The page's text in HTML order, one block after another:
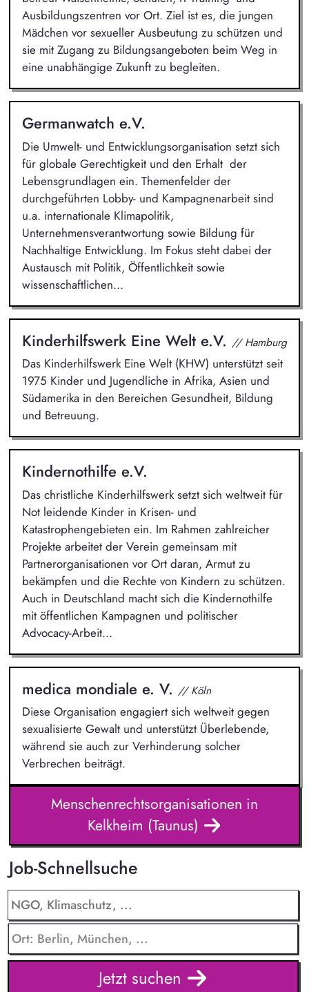
Ausbildungszentren vor Ort. Ziel ist es, die jungen
Mädchen vor sexueller Ausbeutung zu schützen und
sie mit Zugang zu Bildungsangeboten beim Weg in
eine unabhängige Zukunft zu begleiten.
Germanwatch e.V.
Die Umwelt- und Entwicklungsorganisation setzt sich
für globale Gerechtigkeit und den Erhalt der
Lebensgrundlagen ein. Themenfelder der
durchgeführten Lobby- und Kampagnenarbeit sind
u.a. internationale Klimapolitik,
Unternehmensverantwortung sowie Bildung für
Nachhaltige Entwicklung. Im Fokus steht dabei der
Austausch mit Politik, Öffentlichkeit sowie
wissenschaftlichen...
Kinderhilfswerk Eine Welt e.V. // Hamburg
Das Kinderhilfswerk Eine Welt (KHW) unterstützt seit
1975 Kinder und Jugendliche in Afrika, Asien und
Südamerika in den Bereichen Gesundheit, Bildung
und Betreuung.
Kindernothilfe e.V.
Das christliche Kinderhilfswerk setzt sich weltweit für
Not leidende Kinder in Krisen- und
Katastrophengebieten ein. Im Rahmen zahlreicher
Projekte arbeitet der Verein gemeinsam mit
Partnerorganisationen vor Ort daran, Armut zu
bekämpfen und die Rechte von Kindern zu schützen.
Auch in Deutschland macht sich die Kindernothilfe
mit öffentlichen Kampagnen und politischer
Advocacy-Arbeit...
medica mondiale e. V. // Köln
Diese Organisation engagiert sich weltweit gegen
sexualisierte Gewalt und unterstützt Überlebende,
während sie auch zur Verhinderung solcher
Verbrechen beiträgt.
Menschenrechtsorganisationen in
Kelkheim (Taunus)
Job-Schnellsuche
Jetzt suchen